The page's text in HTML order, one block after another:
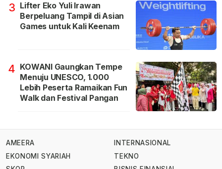
3 Lifter Eko Yuli Irawan
Berpeluang Tampil di Asian
Games untuk Kali Keenam
4 KOWANI Gaungkan Tempe
Menuju UNESCO, 1.000
Lebih Peserta Ramaikan Fun
Walk dan Festival Pangan
AMEERA
EKONOMI SYARIAH
INTERNASIONAL
TEKNO